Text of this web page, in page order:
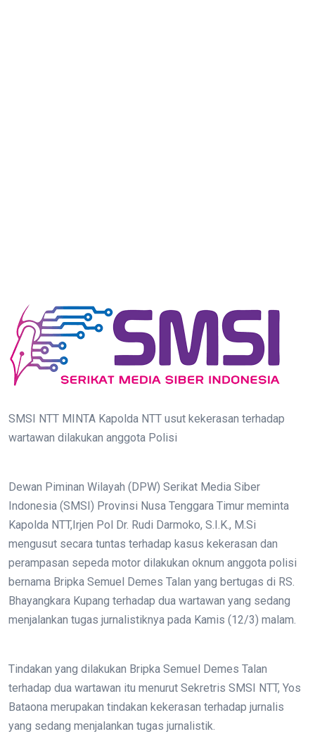
SMSI NTT MINTA Kapolda NTT usut kekerasan terhadap
wartawan dilakukan anggota Polisi
Dewan Piminan Wilayah (DPW) Serikat Media Siber
Indonesia (SMSI) Provinsi Nusa Tenggara Timur meminta
Kapolda NTT,Irjen Pol Dr. Rudi Darmoko, S.I.K., M.Si
mengusut secara tuntas terhadap kasus kekerasan dan
perampasan sepeda motor dilakukan oknum anggota polisi
bernama Bripka Semuel Demes Talan yang bertugas di RS.
Bhayangkara Kupang terhadap dua wartawan yang sedang
menjalankan tugas jurnalistiknya pada Kamis (12/3) malam.
Tindakan yang dilakukan Bripka Semuel Demes Talan
terhadap dua wartawan itu menurut Sekretris SMSI NTT, Yos
Bataona merupakan tindakan kekerasan terhadap jurnalis
yang sedang menjalankan tugas jurnalistik.